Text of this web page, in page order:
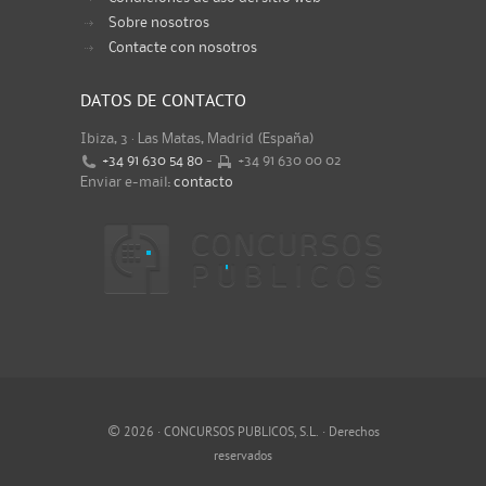
Sobre nosotros
Contacte con nosotros
DATOS DE CONTACTO
Ibiza, 3 · Las Matas, Madrid (España)
+34 91 630 54 80 -
+34 91 630 00 02
Enviar e-mail: contacto
© 2026 · CONCURSOS PUBLICOS, S.L. · Derechos
reservados